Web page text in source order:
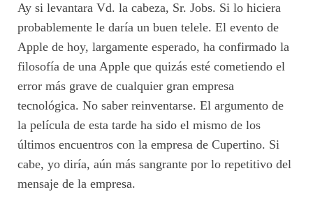
Ay si levantara Vd. la cabeza, Sr. Jobs. Si lo hiciera
probablemente le daría un buen telele. El evento de
Apple de hoy, largamente esperado, ha confirmado la
filosofía de una Apple que quizás esté cometiendo el
error más grave de cualquier gran empresa
tecnológica. No saber reinventarse. El argumento de
la película de esta tarde ha sido el mismo de los
últimos encuentros con la empresa de Cupertino. Si
cabe, yo diría, aún más sangrante por lo repetitivo del
mensaje de la empresa.